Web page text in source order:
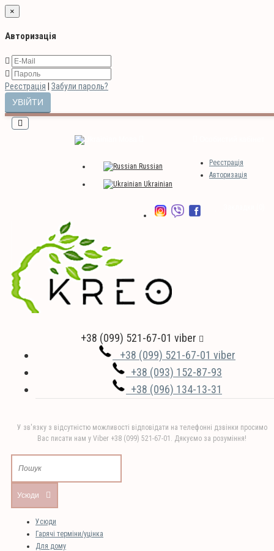
×
Авторизація
Реєстрація Забули пароль?
Реєстрація
Авторизація
Russian
Ukrainian
+38 (099) 521-67-01 viber
+38 (099) 521-67-01 viber
+38 (093) 152-87-93
+38 (096) 134-13-31
У зв'язку з відсутністю можливості відповідати на телефонні дзвінки просимо
Вас писати нам у Viber +38 (099) 521-67-01. Дякуємо за розуміння!
Усюди
Усюди
Гарячі терміни/уцінка
Для дому